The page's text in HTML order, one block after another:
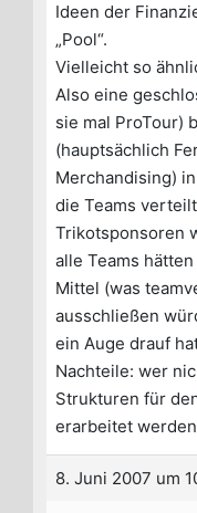
Ideen der
„Pool“.
Vielleicht so
Also eine
sie mal ProTour)
(hauptsächlich
Merchandising)
die Teams
Trikotsponsoren
alle Teams
Mittel (was
ausschließen
ein Auge drauf
Nachteile: wer
Strukturen für
erarbeitet werden
8. Juni 2007 um